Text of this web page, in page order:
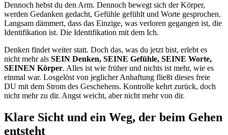
Dennoch hebst du den Arm. Dennoch bewegt sich der Körper,
werden Gedanken gedacht, Gefühle gefühlt und Worte gesprochen.
Langsam dämmert, dass das Einzige, was verloren gegangen ist, die
Identifikation ist. Die Identifikation mit dem Ich.
Denken findet weiter statt. Doch das, was du jetzt bist, erlebt es
nicht mehr als SEIN Denken, SEINE Gefühle, SEINE Worte,
SEINEN Körper. Alles ist wie früher und nichts ist mehr, wie es
einmal war. Losgelöst von jeglicher Anhaftung fließt dieses freie
DU mit dem Strom des Geschehens. Kontrolle kehrt zurück, doch
nicht mehr zu dir. Angst weicht, aber nicht mehr von dir.
Klare Sicht und ein Weg, der beim Gehen
entsteht